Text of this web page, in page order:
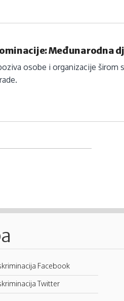
Međunarodna
osobe i organizacije
Facebook
Twitter